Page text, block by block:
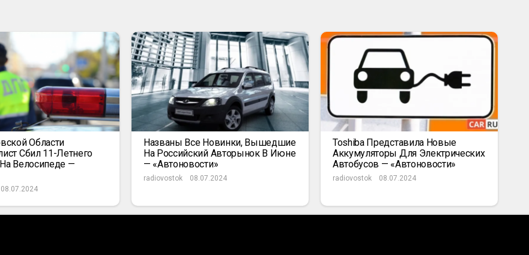
Области
Сбил 11-Летнего
Велосипеде —
08.07.2024
Названы Все Новинки, Вышедшие
На Российский Авторынок В Июне
— «Автоновости»
radiovostok 08.07.2024
Toshiba Представила Новые
Аккумуляторы Для Электрических
Автобусов — «Автоновости»
radiovostok 08.07.2024